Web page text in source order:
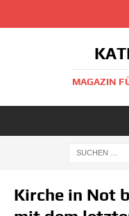
MAGAZIN
Kirche in Not